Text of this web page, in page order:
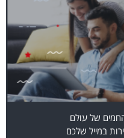
החמים של עולם
במייל שלכם